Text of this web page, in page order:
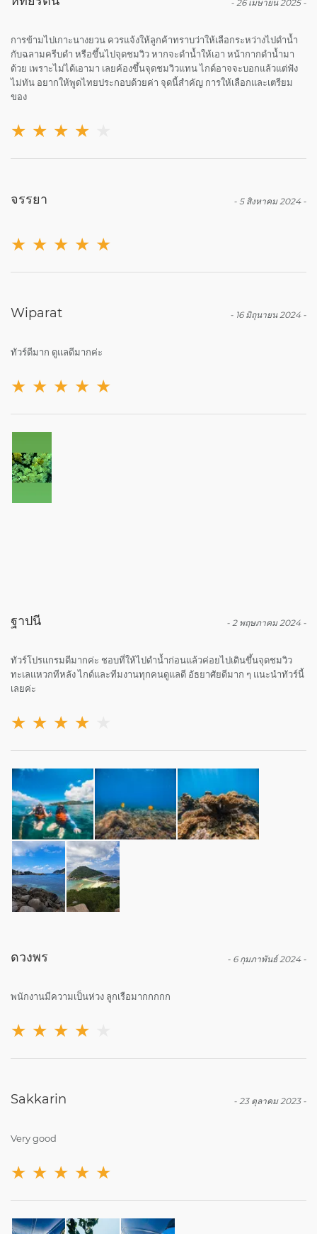
- 26 เมษายน 2025-
การข้ามไปเกาะนางยวน ควรแจ้งให้ลูกค้าทราบว่าให้เลือกระหว่างไปดำน้ำ
กับฉลามครีบดำ หรือขึ้นไปจุดชมวิว หากจะดำน้ำให้เอา หน้ากากดำน้ำมา
ด้วย เพราะไม่ได้เอามา เลยค้องขึ้นจุดชมวิวแทน ไกด์อาจจะบอกแล้วแต่ฟัง
ไม่ทัน อยากให้พูดไทยประกอบด้วยค่า จุดนี้สำคัญ การให้เลือกและเตรียม
ของ
★ ★ ★ ★
- 5 สิงหาคม 2024-
จรรยา
★ ★ ★ ★ ★
- 16 มิถุนายน 2024-
Wiparat
ทัวร์ดีมาก ดูแลดีมากค่ะ
★ ★ ★ ★ ★
- 2 พฤษภาคม 2024-
ฐาปนี
ทัวร์​โปรแกรม​ดีมากค่ะ ชอบที่ให้ไปดำน้ำก่อนแล้วค่อยไปเดินขึ้นจุ​ดชมวิว
ทะเลแหวกทีหลัง ไกด์และทีมงานทุกคนดูแลดี อัธยาศัย​ดีมาก ๆ แนะนำทัวร์​นี้
เลยค่ะ
★ ★ ★ ★
- 6 กุมภาพันธ์ 2024-
ดวงพร
พนักงานมีความเป็นห่วง ลูกเรือมากกกกก
★ ★ ★ ★
- 23 ตุลาคม 2023-
Sakkarin
Very good
★ ★ ★ ★ ★